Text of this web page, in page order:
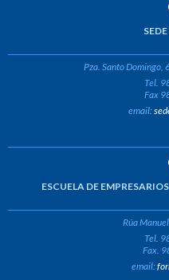
Pza. Santo Domingo,
Tel.
Fax
email:
ESCUELA DE
Rúa
Tel.
Fax.
email: